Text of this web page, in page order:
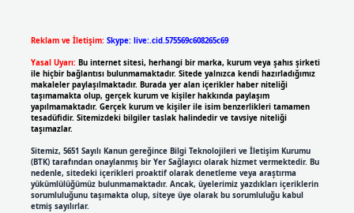
Reklam ve İletişim: Skype: live:.cid.575569c608265c69
Yasal Uyarı: Bu internet sitesi, herhangi bir marka, kurum veya şahıs şirketi
ile hiçbir bağlantısı bulunmamaktadır. Sitede yalnızca kendi hazırladığımız
makaleler paylaşılmaktadır. Burada yer alan içerikler haber niteliği
taşımamakta olup, gerçek kurum ve kişiler hakkında paylaşım
yapılmamaktadır. Gerçek kurum ve kişiler ile isim benzerlikleri tamamen
tesadüfidir. Sitemizdeki bilgiler taslak halindedir ve tavsiye niteliği
taşımazlar.
Sitemiz, 5651 Sayılı Kanun gereğince Bilgi Teknolojileri ve İletişim Kurumu
(BTK) tarafından onaylanmış bir Yer Sağlayıcı olarak hizmet vermektedir. Bu
nedenle, sitedeki içerikleri proaktif olarak denetleme veya araştırma
yükümlülüğümüz bulunmamaktadır. Ancak, üyelerimiz yazdıkları içeriklerin
sorumluluğunu taşımakta olup, siteye üye olarak bu sorumluluğu kabul
etmiş sayılırlar.